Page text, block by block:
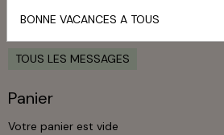
Livre d'or
TOUS LES MESSAGES
Panier
Votre panier est vide
BONNE VACANCES A TOUS